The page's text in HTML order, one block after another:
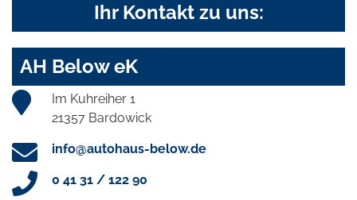
Ihr Kontakt zu uns:
AH Below eK
Im Kuhreiher 1
21357 Bardowick
info@autohaus-below.de
0 41 31 / 122 90